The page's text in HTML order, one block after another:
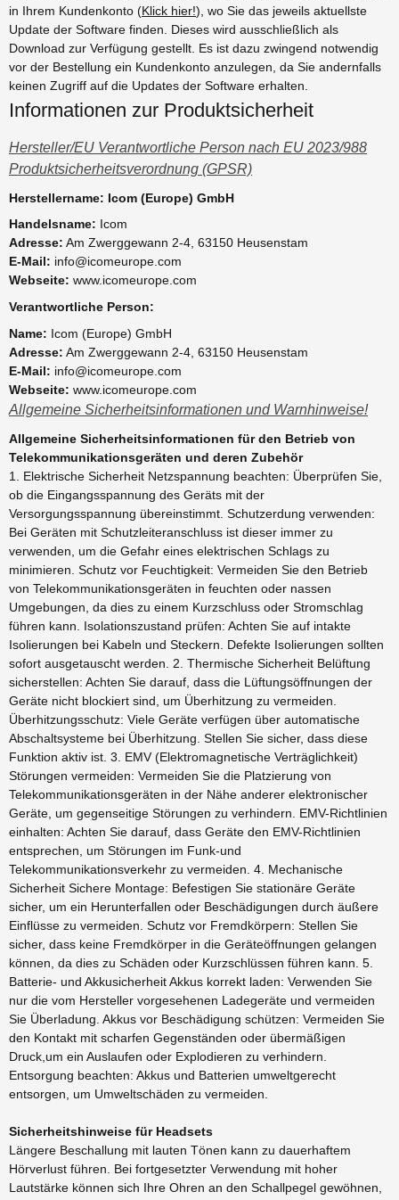
in Ihrem Kundenkonto (Klick hier!), wo Sie das jeweils aktuellste
Update der Software finden. Dieses wird ausschließlich als
Download zur Verfügung gestellt. Es ist dazu zwingend notwendig
vor der Bestellung ein Kundenkonto anzulegen, da Sie andernfalls
keinen Zugriff auf die Updates der Software erhalten.
Informationen zur Produktsicherheit
Hersteller/EU Verantwortliche Person nach EU 2023/988
Produktsicherheitsverordnung (GPSR)
Herstellername: Icom (Europe) GmbH
Handelsname: Icom
Adresse: Am Zwerggewann 2-4, 63150 Heusenstam
E-Mail: info@icomeurope.com
Webseite: www.icomeurope.com
Verantwortliche Person:
Name: Icom (Europe) GmbH
Adresse: Am Zwerggewann 2-4, 63150 Heusenstam
E-Mail: info@icomeurope.com
Webseite: www.icomeurope.com
Allgemeine Sicherheitsinformationen und Warnhinweise!
Allgemeine Sicherheitsinformationen für den Betrieb von
Telekommunikationsgeräten und deren Zubehör
1. Elektrische Sicherheit Netzspannung beachten: Überprüfen Sie,
ob die Eingangsspannung des Geräts mit der
Versorgungsspannung übereinstimmt. Schutzerdung verwenden:
Bei Geräten mit Schutzleiteranschluss ist dieser immer zu
verwenden, um die Gefahr eines elektrischen Schlags zu
minimieren. Schutz vor Feuchtigkeit: Vermeiden Sie den Betrieb
von Telekommunikationsgeräten in feuchten oder nassen
Umgebungen, da dies zu einem Kurzschluss oder Stromschlag
führen kann. Isolationszustand prüfen: Achten Sie auf intakte
Isolierungen bei Kabeln und Steckern. Defekte Isolierungen sollten
sofort ausgetauscht werden. 2. Thermische Sicherheit Belüftung
sicherstellen: Achten Sie darauf, dass die Lüftungsöffnungen der
Geräte nicht blockiert sind, um Überhitzung zu vermeiden.
Überhitzungsschutz: Viele Geräte verfügen über automatische
Abschaltsysteme bei Überhitzung. Stellen Sie sicher, dass diese
Funktion aktiv ist. 3. EMV (Elektromagnetische Verträglichkeit)
Störungen vermeiden: Vermeiden Sie die Platzierung von
Telekommunikationsgeräten in der Nähe anderer elektronischer
Geräte, um gegenseitige Störungen zu verhindern. EMV-Richtlinien
einhalten: Achten Sie darauf, dass Geräte den EMV-Richtlinien
entsprechen, um Störungen im Funk-und
Telekommunikationsverkehr zu vermeiden. 4. Mechanische
Sicherheit Sichere Montage: Befestigen Sie stationäre Geräte
sicher, um ein Herunterfallen oder Beschädigungen durch äußere
Einflüsse zu vermeiden. Schutz vor Fremdkörpern: Stellen Sie
sicher, dass keine Fremdkörper in die Geräteöffnungen gelangen
können, da dies zu Schäden oder Kurzschlüssen führen kann. 5.
Batterie- und Akkusicherheit Akkus korrekt laden: Verwenden Sie
nur die vom Hersteller vorgesehenen Ladegeräte und vermeiden
Sie Überladung. Akkus vor Beschädigung schützen: Vermeiden Sie
den Kontakt mit scharfen Gegenständen oder übermäßigen
Druck,um ein Auslaufen oder Explodieren zu verhindern.
Entsorgung beachten: Akkus und Batterien umweltgerecht
entsorgen, um Umweltschäden zu vermeiden.
Sicherheitshinweise für Headsets
Längere Beschallung mit lauten Tönen kann zu dauerhaftem
Hörverlust führen. Bei fortgesetzter Verwendung mit hoher
Lautstärke können sich Ihre Ohren an den Schallpegel gewöhnen,